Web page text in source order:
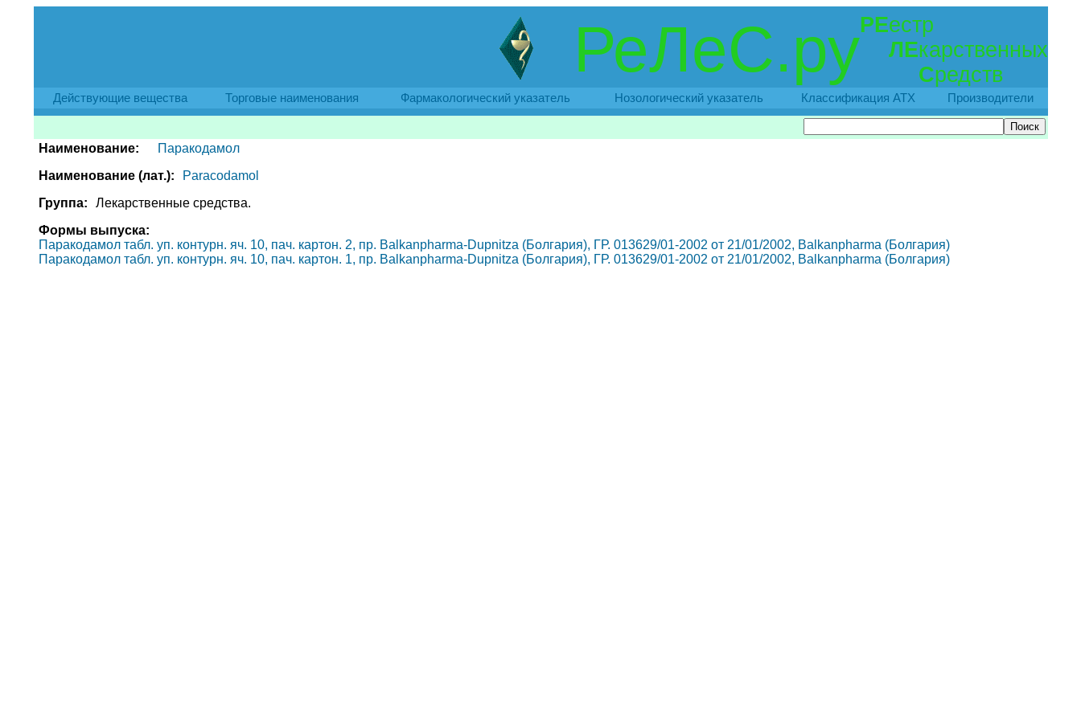
РеЛеС.руРЕестр
ЛЕкарственных
Средств
Действующие вещества Торговые наименования Фармакологический указатель Нозологический указатель Классификация АТХ Производители
Наименование:
Паракодамол
Наименование (лат.):
Paracodamol
Группа:
Лекарственные средства.
Формы выпуска:
Паракодамол табл. уп. контурн. яч. 10, пач. картон. 2, пр. Balkanpharma-Dupnitza (Болгария), ГР. 013629/01-2002 от 21/01/2002, Balkanpharma (Болгария)
Паракодамол табл. уп. контурн. яч. 10, пач. картон. 1, пр. Balkanpharma-Dupnitza (Болгария), ГР. 013629/01-2002 от 21/01/2002, Balkanpharma (Болгария)